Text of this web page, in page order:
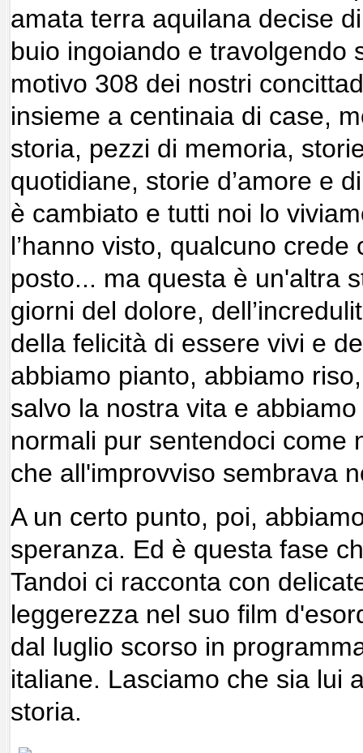
amata terra aquilana decise
buio ingoiando e travolgendo
motivo 308 dei nostri
insieme a centinaia di case,
storia, pezzi di memoria,
quotidiane, storie d’amore e
è cambiato e tutti noi lo
l’hanno visto, qualcuno
posto... ma questa è un'altra
giorni del dolore,
della felicità di essere vivi e
abbiamo pianto, abbiamo
salvo la nostra vita e
normali pur sentendoci come
che all'improvviso sembrava
A un certo punto, poi,
speranza. Ed è questa fase
Tandoi ci racconta con
leggerezza nel suo film
dal luglio scorso in
italiane. Lasciamo che sia lui
storia.